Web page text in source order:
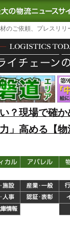
TODAY｜国
のご依頼、プレスリ
？現場で確
」高める【